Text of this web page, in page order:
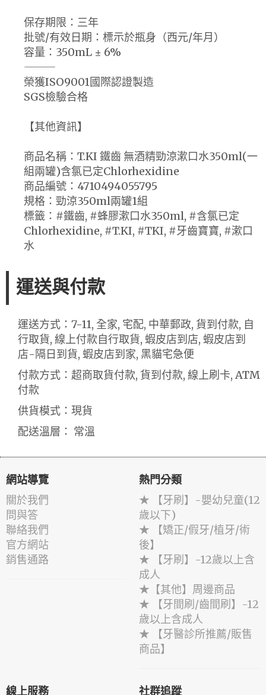
保存期限：三年
批號/有效日期：標示於瓶身（西元/年月）
容量：350mL ± 6%
⸻
榮獲ISO9001國際認證製造
SGS檢驗合格
【其他資訊】
商品名稱：T.KI 鐵齒 無酒精勁涼漱口水350ml(一
組兩罐)含氯已定Chlorhexidine
商品編號：4710494055795
規格：勁涼350ml兩罐1組
標籤：#鐵齒, #蜂膠漱口水350ml, #含氯已定
Chlorhexidine, #T.KI, #TKI, #牙齒寶寶, #漱口
水
運送與付款
運送方式：7-11, 全家, 宅配, 中華郵政, 貨到付款, 自
行取貨, 線上付款自行取貨, 蝦皮店到店, 蝦皮店到
店-隔日到貨, 蝦皮店到家, 黑貓宅急便
付款方式：超商取貨付款, 貨到付款, 線上刷卡, ATM
付款
供貨模式：現貨
配送溫層： 常溫
網站導覽
關於我們
問與答
聯絡我們
官方網站
銷售通路
熱門分類
★ 【牙刷】-嬰幼兒童(12
歲以下)
★ 【矯正/假牙/植牙/術
後】
★ 【牙刷】-12歲以上含
成人
★【其他】周邊商品
★ 【牙間刷/齒間刷】-12
歲以上含成人
★ 【牙醫診所推薦/販售
商品】
線上服務 社群追蹤